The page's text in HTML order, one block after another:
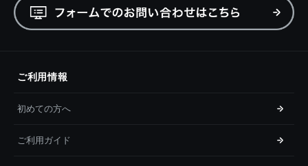
ご利用情報
初めての方へ
ご利用ガイド